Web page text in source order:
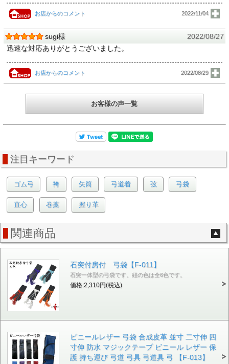
お店からのコメント 2022/11/04
sugi様
2022/08/27
迅速な対応ありがとうございました。
お店からのコメント 2022/08/29
お客様の声一覧
注目キーワード
ゴム弓 袴 矢筒 弓道着 弦 弓袋
直心 巻藁 握り革
関連商品
石突付房付 弓袋【F-011】
石突一体型の弓袋です。紐の色は全6色です。
価格:2,310円(税込)
ビニールレザー 弓袋 合成皮革 並寸 二寸伸 四
寸伸 防水 マジックテープ ビニール レザー 保
護 持ち運び 弓道 弓具 弓道具 弓 【F-013】